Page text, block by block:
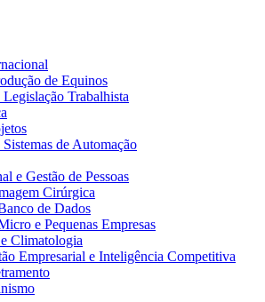
de Equinos
Trabalhista
de Automação
e Gestão de Pessoas
Cirúrgica
de Dados
e Pequenas Empresas
Climatologia
Empresarial e Inteligência Competitiva